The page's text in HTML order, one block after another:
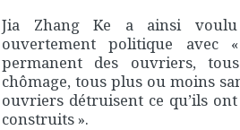
Jia Zhang Ke a ainsi
ouvertement politique avec
permanent des ouvriers,
chômage, tous plus ou moins
ouvriers détruisent ce qu’ils
construits ».